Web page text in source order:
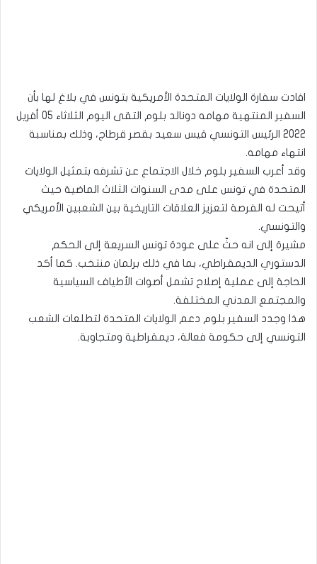
افادت سفارة الولايات المتحدة الأمريكية بتونس في بلاغ لها بأن
السفير المنتهية مهامه دونالد بلوم التقى اليوم الثلاثاء 05 أفريل
2022 الرئيس التونسي قيس سعيد بقصر قرطاج، وذلك بمناسبة
انتهاء مهامه.
وقد أعرب السفير بلوم خلال الاجتماع عن تشرفه بتمثيل الولايات
المتحدة في تونس على مدى السنوات الثلاث الماضية حيث
أتيحت له الفرصة لتعزيز العلاقات التاريخية بين الشعبين الأمريكي
والتونسي.
مشيرة إلى انه حثّ على عودة تونس السريعة إلى الحكم
الدستوري الديمقراطي، بما في ذلك برلمان منتخب. كما أكد
الحاجة إلى عملية إصلاح تشمل أصوات الأطياف السياسية
والمجتمع المدني المختلفة.
هذا وجدد السفير بلوم دعم الولايات المتحدة لتطلعات الشعب
التونسي إلى حكومة فعالة، ديمقراطية ومتجاوبة.